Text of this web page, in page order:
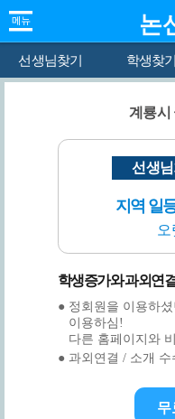
논
선생님찾기 학생찾기
계룡시
선생
지역 일
학생증가와 과외연
● 정회원을 이용하
이용하심!
다른 홈페이지와
● 과외연결 / 소개
무